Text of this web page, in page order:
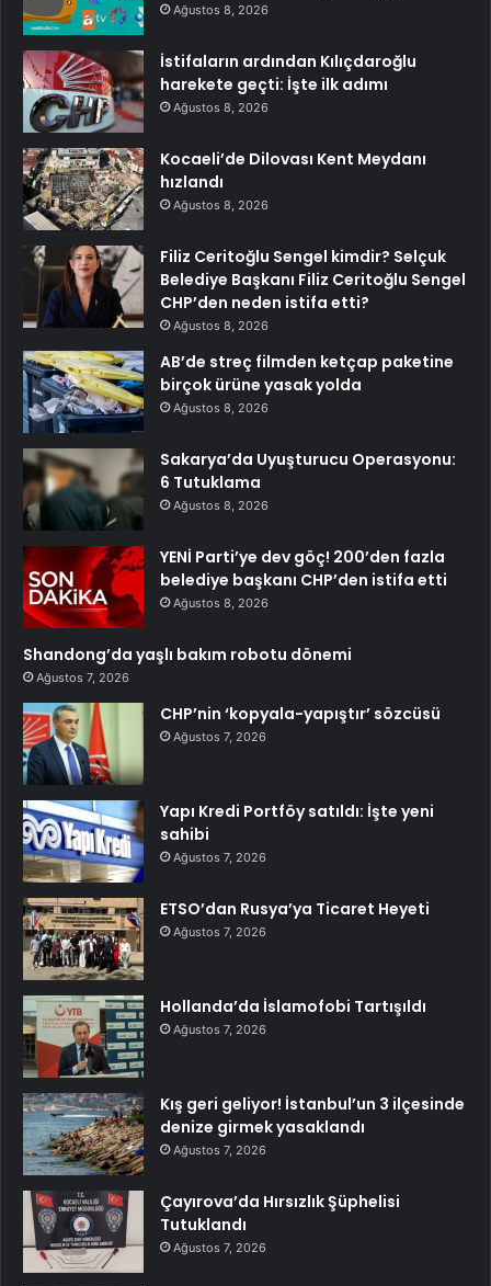
Ağustos 8, 2026
İstifaların ardından Kılıçdaroğlu
harekete geçti: İşte ilk adımı
Ağustos 8, 2026
Kocaeli’de Dilovası Kent Meydanı
hızlandı
Ağustos 8, 2026
Filiz Ceritoğlu Sengel kimdir? Selçuk
Belediye Başkanı Filiz Ceritoğlu Sengel
CHP’den neden istifa etti?
Ağustos 8, 2026
AB’de streç filmden ketçap paketine
birçok ürüne yasak yolda
Ağustos 8, 2026
Sakarya’da Uyuşturucu Operasyonu:
6 Tutuklama
Ağustos 8, 2026
YENİ Parti’ye dev göç! 200’den fazla
belediye başkanı CHP’den istifa etti
Ağustos 8, 2026
Shandong’da yaşlı bakım robotu dönemi
Ağustos 7, 2026
CHP’nin ‘kopyala-yapıştır’ sözcüsü
Ağustos 7, 2026
Yapı Kredi Portföy satıldı: İşte yeni
sahibi
Ağustos 7, 2026
ETSO’dan Rusya’ya Ticaret Heyeti
Ağustos 7, 2026
Hollanda’da İslamofobi Tartışıldı
Ağustos 7, 2026
Kış geri geliyor! İstanbul’un 3 ilçesinde
denize girmek yasaklandı
Ağustos 7, 2026
Çayırova’da Hırsızlık Şüphelisi
Tutuklandı
Ağustos 7, 2026